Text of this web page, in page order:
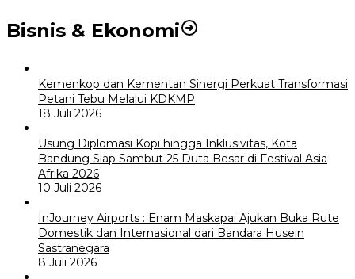
Bisnis & Ekonomi
Kemenkop dan Kementan Sinergi Perkuat Transformasi
Petani Tebu Melalui KDKMP
18 Juli 2026
Usung Diplomasi Kopi hingga Inklusivitas, Kota
Bandung Siap Sambut 25 Duta Besar di Festival Asia
Afrika 2026
10 Juli 2026
InJourney Airports : Enam Maskapai Ajukan Buka Rute
Domestik dan Internasional dari Bandara Husein
Sastranegara
8 Juli 2026